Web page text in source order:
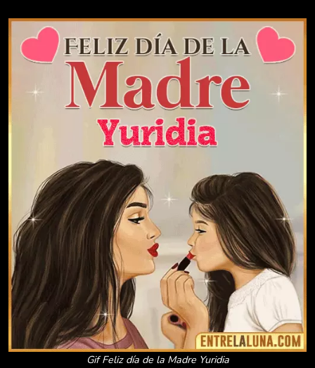
Gif Feliz día de la Madre Yuridia